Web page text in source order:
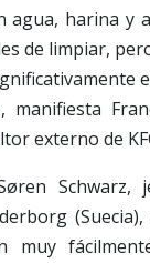
agua, harina y
de limpiar,
manifiesta
externo de
Schwarz,
muy